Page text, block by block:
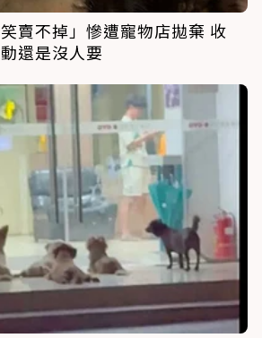
賣不掉」慘遭寵物店拋棄 收
還是沒人要